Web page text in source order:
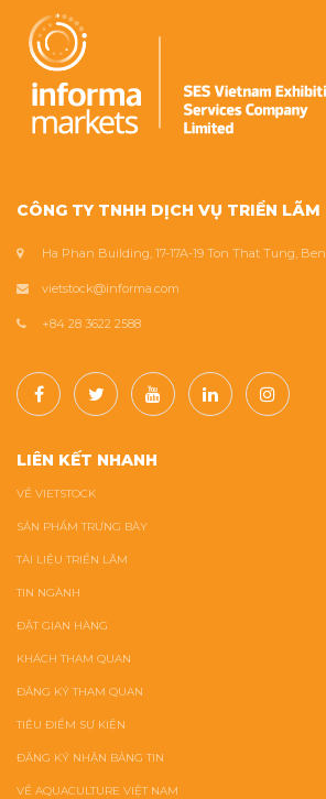
CÔNG TY TNHH DỊCH VỤ TRIỂN LÃM
Ha Phan Building, 17-17A-19 Ton That Tung,
vietstock@informa.com
+84 28 3622 2588
LIÊN KẾT NHANH
VỀ VIETSTOCK
SẢN PHẨM TRƯNG BÀY
TÀI LIỆU TRIỂN LÃM
TIN NGÀNH
ĐẶT GIAN HÀNG
KHÁCH THAM QUAN
ĐĂNG KÝ THAM QUAN
TIÊU ĐIỂM SỰ KIỆN
ĐĂNG KÝ NHẬN BẢNG TIN
VỀ AQUACULTURE VIỆT NAM